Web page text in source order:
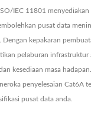
IEC 11801
pusat data
Dengan kepakaran
pelaburan infrastruktur
kesediaan masa
penyelesaian Cat6A
pusat data anda.